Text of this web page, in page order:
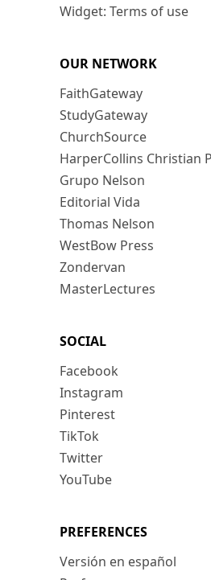
Widget: Terms of use
OUR NETWORK
FaithGateway
StudyGateway
ChurchSource
HarperCollins Christian
Grupo Nelson
Editorial Vida
Thomas Nelson
WestBow Press
Zondervan
MasterLectures
SOCIAL
Facebook
Instagram
Pinterest
TikTok
Twitter
YouTube
PREFERENCES
Versión en español